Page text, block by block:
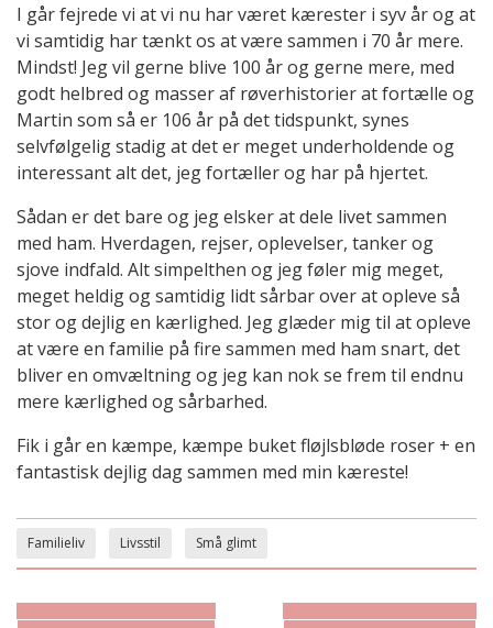
I går fejrede vi at vi nu har været kærester i syv år og at
vi samtidig har tænkt os at være sammen i 70 år mere.
Mindst! Jeg vil gerne blive 100 år og gerne mere, med
godt helbred og masser af røverhistorier at fortælle og
Martin som så er 106 år på det tidspunkt, synes
selvfølgelig stadig at det er meget underholdende og
interessant alt det, jeg fortæller og har på hjertet.
Sådan er det bare og jeg elsker at dele livet sammen
med ham. Hverdagen, rejser, oplevelser, tanker og
sjove indfald. Alt simpelthen og jeg føler mig meget,
meget heldig og samtidig lidt sårbar over at opleve så
stor og dejlig en kærlighed. Jeg glæder mig til at opleve
at være en familie på fire sammen med ham snart, det
bliver en omvæltning og jeg kan nok se frem til endnu
mere kærlighed og sårbarhed.
Fik i går en kæmpe, kæmpe buket fløjlsbløde roser + en
fantastisk dejlig dag sammen med min kæreste!
Familieliv Livsstil Små glimt